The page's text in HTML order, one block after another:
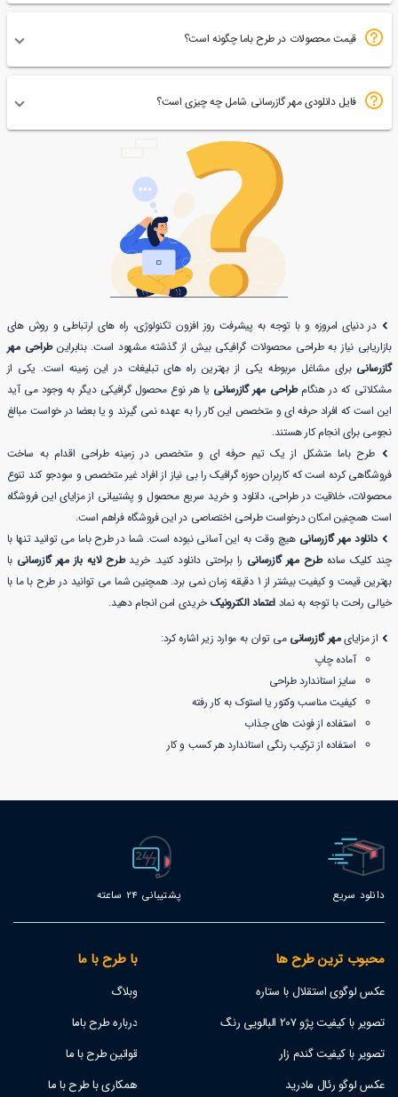
قیمت محصولات در طرح باما چگونه است؟
فایل دانلودی مهر گازرسانی شامل چه چیزی است؟
در دنیای امروزه و با توجه به پیشرفت روز افزون تکنولوژی، راه های ارتباطی و روش های
بازاریابی نیاز به طراحی محصولات گرافیکی بیش از گذشته مشهود است. بنابراینطراحی مهر
گازرسانی برای مشاغل مربوطه یکی از بهترین راه های تبلیغات در این زمینه است. یکی از
مشکلاتی که در هنگامطراحی مهر گازرسانی یا هر نوع محصول گرافیکی دیگر به وجود می آید
این است که افراد حرفه ای و متخصص این کار را به عهده نمی گیرند و یا بعضا در خواست مبالغ
نجومی برای انجام کار هستند.
طرح باما متشکل از یک تیم حرفه ای و متخصص در زمینه طراحی اقدام به ساخت
فروشگاهی کرده است که کاربران حوزه گرافیک را بی نیاز از افراد غیر متخصص و سودجو کند تنوع
محصولات، خلاقیت در طراحی، دانلود و خرید سریع محصول و پشتیبانی از مزایای این فروشگاه
است همچنین امکان درخواست طراحی اختصاصی در این فروشگاه فراهم است.
دانلود مهر گازرسانیهیچ وقت به این آسانی نبوده است. شما در طرح باما می توانید تنها با
چند کلیک سادهطرح مهر گازرسانی را براحتی دانلود کنید. خریدطرح لایه باز مهر گازرسانیبا
بهترین قیمت و کیفیت بیشتر از 1 دقیقه زمان نمی برد. همچنین شما می توانید در طرح با ما با
خیالی راحت با توجه به نماداعتماد الکترونیک خریدی امن انجام دهید.
از مزایایمهر گازرسانی می توان به موارد زیر اشاره کرد:
آماده چاپ
سایز استاندارد طراحی
کیفیت مناسب وکتور یا استوک به کار رفته
استفاده از فونت های جذاب
استفاده از ترکیب رنگی استاندارد هر کسب و کار
دانلود سریع پشتیبانی 24 ساعته
محبوب ترین طرح ها
عکس لوگوی استقلال با ستاره
تصویر با کیفیت پژو 207 البالویی رنگ
تصویر با کیفیت گندم زار
عکس لوگو رئال مادرید
با طرح با ما
وبلاگ
درباره طرح باما
قوانین طرح با ما
همکاری با طرح با ما